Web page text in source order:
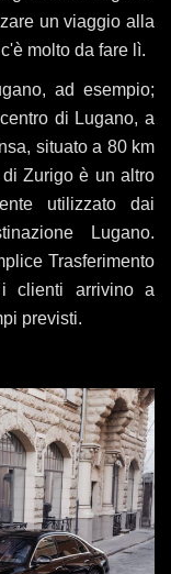
un viaggio alla
molto da fare lì.
ad esempio;
di Lugano, a
situato a 80 km
Zurigo è un altro
utilizzato dai
Lugano.
Trasferimento
clienti arrivino a
previsti.